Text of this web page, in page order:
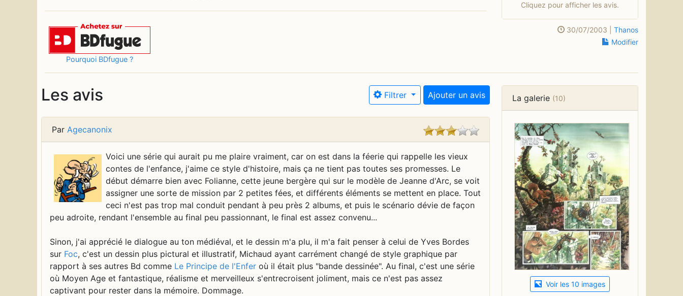
Pourquoi BDfugue ?
Cliquez pour afficher les avis.
30/07/2003 | Thanos
Modifier
Les avis Filtrer Ajouter un avis
Par Agecanonix
Voici une série qui aurait pu me plaire vraiment, car on est dans la féerie qui rappelle les vieux
contes de l'enfance, j'aime ce style d'histoire, mais ça ne tient pas toutes ses promesses. Le
début démarre bien avec Folianne, cette jeune bergère qui sur le modèle de Jeanne d'Arc, se voit
assigner une sorte de mission par 2 petites fées, et différents éléments se mettent en place. Tout
ceci n'est pas trop mal conduit pendant à peu près 2 albums, et puis le scénario dévie de façon
peu adroite, rendant l'ensemble au final peu passionnant, le final est assez convenu...
Sinon, j'ai apprécié le dialogue au ton médiéval, et le dessin m'a plu, il m'a fait penser à celui de Yves Bordes
sur Foc, c'est un dessin plus pictural et illustratif, Michaud ayant carrément changé de style graphique par
rapport à ses autres Bd comme Le Principe de l'Enfer où il était plus "bande dessinée". Au final, c'est une série
où Moyen Age et fantastique, réalisme et merveilleux s'entrecroisent joliment, mais ce n'est pas assez
captivant pour rester dans la mémoire. Dommage.
La galerie (10)
Voir les 10 images